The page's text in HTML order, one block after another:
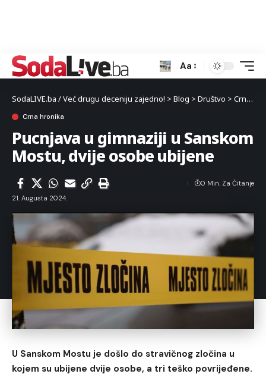
Aa
SodaLIVE.ba / Već drugu deceniju zajedno! > Blog > Društvo > Crna hronika
Crna hronika
Pucnjava u gimnaziji u Sanskom
Mostu, dvije osobe ubijene
21. Augusta 2024.
0 Min. Za Čitanje
U Sanskom Mostu je došlo do stravičnog zločina u
kojem su ubijene dvije osobe, a tri teško povrijeđene.